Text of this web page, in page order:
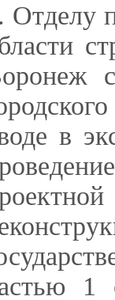
Отделу
в
1